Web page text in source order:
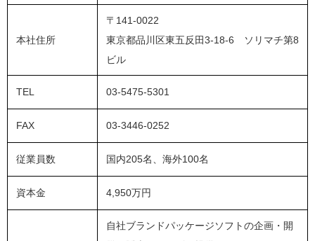
本社住所
〒141-0022
東京都品川区東五反田3-18-6 ソリマチ第8
ビル
TEL 03-5475-5301
FAX 03-3446-0252
従業員数 国内205名、海外100名
資本金 4,950万円
自社ブランドパッケージソフトの企画・開